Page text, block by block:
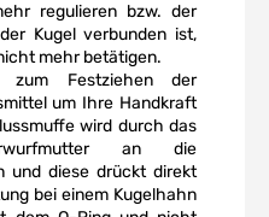
regulieren bzw. der
Kugel verbunden ist,
mehr betätigen.
zum Festziehen der
um Ihre Handkraft
wird durch das
an die
und diese drückt direkt
bei einem Kugelhahn